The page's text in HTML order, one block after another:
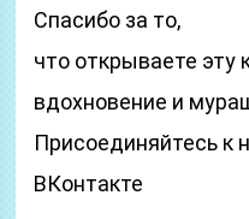
Cпасибо за то,
что открываете эту
вдохновение и
Присоединяйтесь к
ВКонтакте